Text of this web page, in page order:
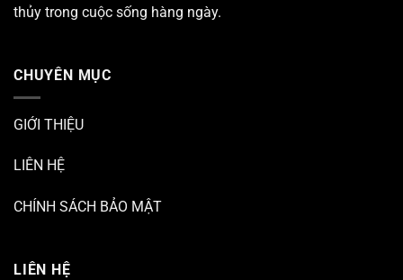
thủy trong cuộc sống hàng ngày.
CHUYÊN MỤC
GIỚI THIỆU
LIÊN HỆ
CHÍNH SÁCH BẢO MẬT
LIÊN HỆ